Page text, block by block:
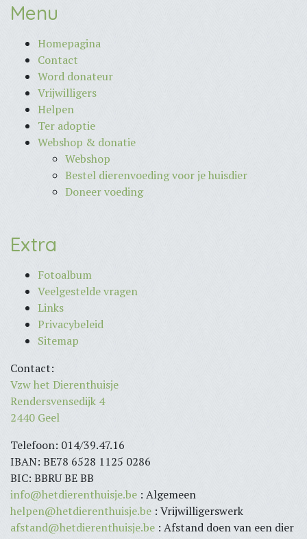
Menu
Homepagina
Contact
Word donateur
Vrijwilligers
Helpen
Ter adoptie
Webshop & donatie
Webshop
Bestel dierenvoeding voor je huisdier
Doneer voeding
Extra
Fotoalbum
Veelgestelde vragen
Links
Privacybeleid
Sitemap
Contact:
Vzw het Dierenthuisje
Rendersvensedijk 4
2440 Geel
Telefoon: 014/39.47.16
IBAN: BE78 6528 1125 0286
BIC: BBRU BE BB
info@hetdierenthuisje.be : Algemeen
helpen@hetdierenthuisje.be : Vrijwilligerswerk
afstand@hetdierenthuisje.be : Afstand doen van een dier